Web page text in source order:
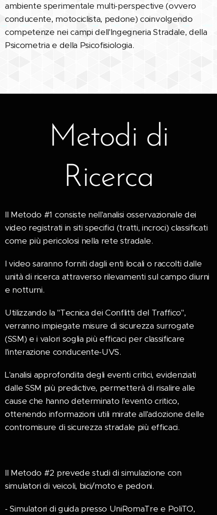
ambiente sperimentale multi-perspective (ovvero
conducente, motociclista, pedone) coinvolgendo
competenze nei campi dell'Ingegneria Stradale, della
Psicometria e della Psicofisiologia.
Metodi di
Ricerca
Il Metodo #1 consiste nell'analisi osservazionale dei
video registrati in siti specifici (tratti, incroci) classificati
come più pericolosi nella rete stradale.
I video saranno forniti dagli enti locali o raccolti dalle
unità di ricerca attraverso rilevamenti sul campo diurni
e notturni.
Utilizzando la "Tecnica dei Conflitti del Traffico",
verranno impiegate misure di sicurezza surrogate
(SSM) e i valori soglia più efficaci per classificare
l'interazione conducente-UVS.
L'analisi approfondita degli eventi critici, evidenziati
dalle SSM più predictive, permetterà di risalire alle
cause che hanno determinato l'evento critico,
ottenendo informazioni utili mirate all'adozione delle
contromisure di sicurezza stradale più efficaci.
Il Metodo #2 prevede studi di simulazione con
simulatori di veicoli, bici/moto e pedoni.
- Simulatori di guida presso UniRomaTre e PoliTO,